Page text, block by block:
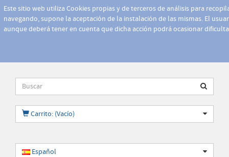
Este sitio web utiliza Cookies propias y de terceros de análisis para
navegando, supone la aceptación de la instalación de las mismas. El
aunque deberá tener en cuenta que dicha acción podrá ocasionar
Carrito: (Vacío)
Español